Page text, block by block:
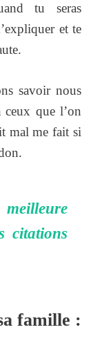
tu seras
et te
savoir nous
ceux que l’on
mal me fait si
citations
famille :